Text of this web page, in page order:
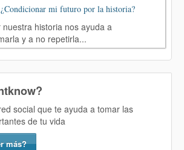
mi futuro por la historia?
nuestra historia nos ayuda a
y a no repetirla...
social que te ayuda a tomar las
de tu vida
más?